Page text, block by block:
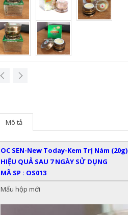
Mô tả
OC SEN-New Today-Kem Trị Nám (20g)
HIỆU QUẢ SAU 7 NGÀY SỬ DỤNG
MÃ SP : OS013
Mẩu hộp mới